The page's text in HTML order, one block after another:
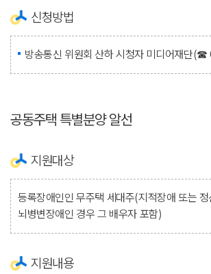
신청방법
방송통신 위원회 산하 시청자 미디어재
공동주택 특별분양 알선
지원대상
등록장애인인 무주택 세대주(지적장애 또는
뇌병변장애인 경우 그 배우자 포함)
지원내용